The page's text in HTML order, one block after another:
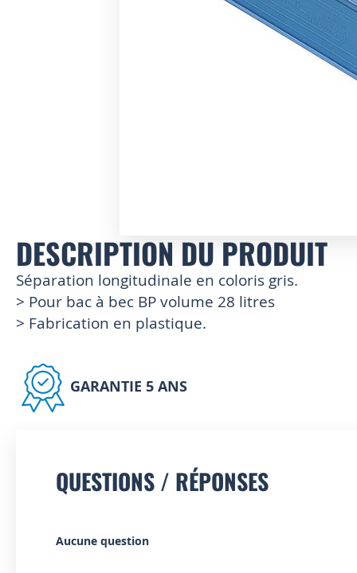
Skip
the
beginning
of
the
DESCRIPTION DU PRODUIT
Séparation longitudinale en coloris gris.
> Pour bac à bec BP volume 28 litres
> Fabrication en plastique.
GARANTIE 5 ANS
QUESTIONS / RÉPONSES
Aucune question